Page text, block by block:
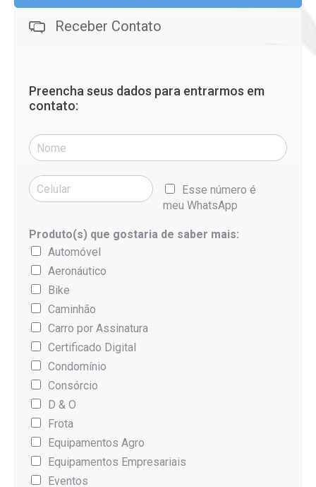
Receber Contato
Preencha seus dados para entrarmos em
contato:
Esse número é
meu WhatsApp
Produto(s) que gostaria de saber mais:
Automóvel
Aeronáutico
Bike
Caminhão
Carro por Assinatura
Certificado Digital
Condomínio
Consórcio
D & O
Frota
Equipamentos Agro
Equipamentos Empresariais
Eventos